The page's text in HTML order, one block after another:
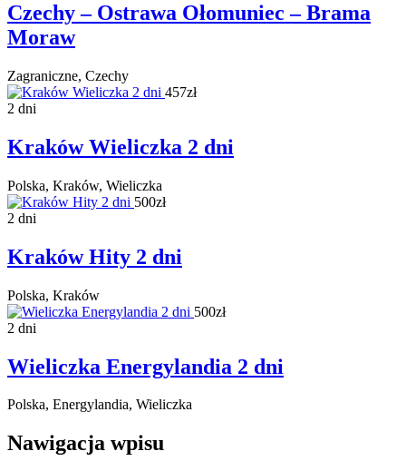
Czechy – Ostrawa Ołomuniec – Brama
Moraw
Zagraniczne, Czechy
457zł
2 dni
Kraków Wieliczka 2 dni
Polska, Kraków, Wieliczka
500zł
2 dni
Kraków Hity 2 dni
Polska, Kraków
500zł
2 dni
Wieliczka Energylandia 2 dni
Polska, Energylandia, Wieliczka
Nawigacja wpisu